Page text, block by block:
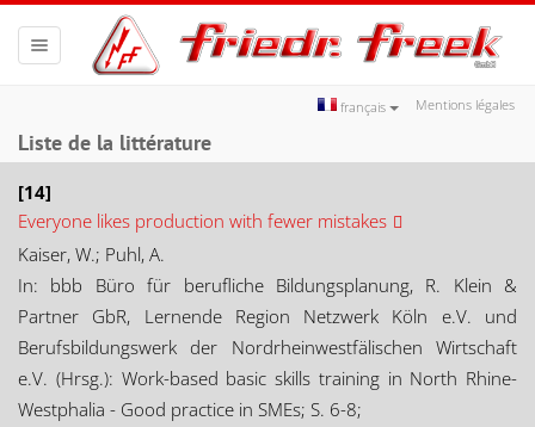
Mentions légales
français
Toggle
navigation
Liste de la littérature
[14]
Everyone likes production with fewer mistakes
Kaiser, W.; Puhl, A.
In: bbb Büro für berufliche Bildungsplanung, R. Klein &
Partner GbR, Lernende Region Netzwerk Köln e.V. und
Berufsbildungswerk der Nordrheinwestfälischen Wirtschaft
e.V. (Hrsg.): Work-based basic skills training in North Rhine-
Westphalia - Good practice in SMEs; S. 6-8;